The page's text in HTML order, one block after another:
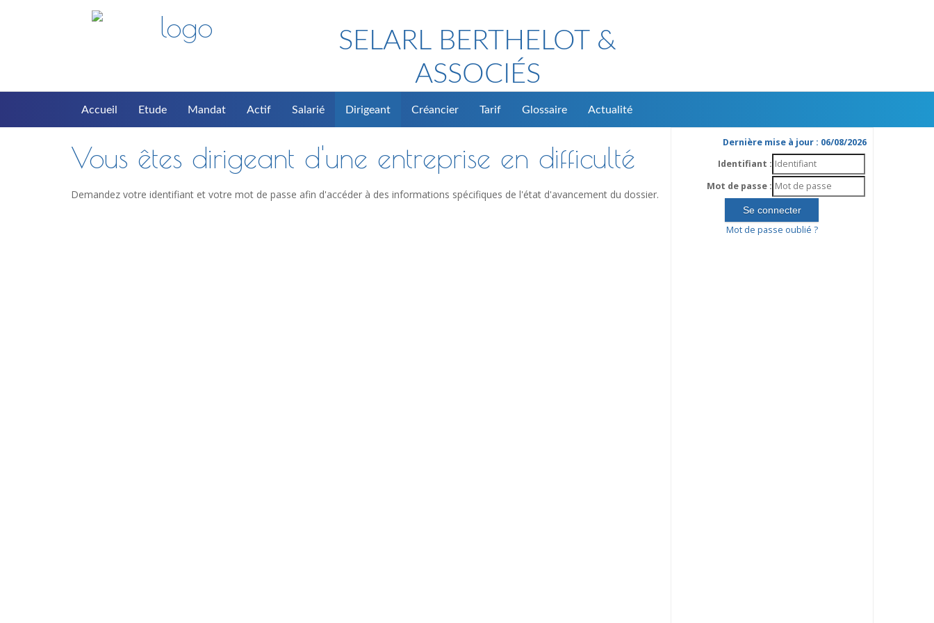
SELARL BERTHELOT &
ASSOCIÉS
Accueil Etude Mandat Actif Salarié Dirigeant Créancier Tarif Glossaire Actualité
Vous êtes dirigeant d'une entreprise en difficulté
Demandez votre identifiant et votre mot de passe afin d'accéder à des informations spécifiques de l'état d'avancement du dossier.
Dernière mise à jour : 06/08/2026
Identifiant :
Mot de passe :
Mot de passe oublié ?